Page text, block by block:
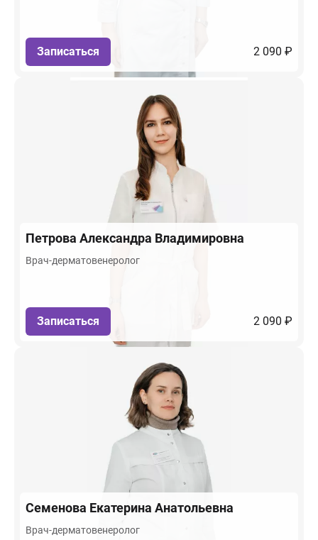
Записаться 2 090 ₽
Петрова Александра Владимировна
Врач-дерматовенеролог
Записаться 2 090 ₽
Семенова Екатерина Анатольевна
Врач-дерматовенеролог